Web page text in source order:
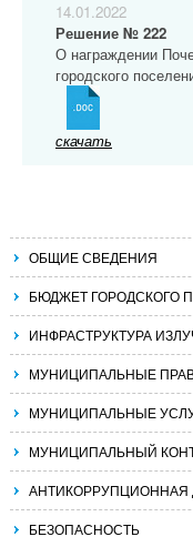
14.01.2022
Решение № 222
О награждении
городского
скачать
ОБЩИЕ СВЕДЕНИЯ
БЮДЖЕТ ГОРОДСКОГО
ИНФРАСТРУКТУРА
МУНИЦИПАЛЬНЫЕ
МУНИЦИПАЛЬНЫЕ
МУНИЦИПАЛЬНЫЙ
АНТИКОРРУПЦИОННАЯ
БЕЗОПАСНОСТЬ